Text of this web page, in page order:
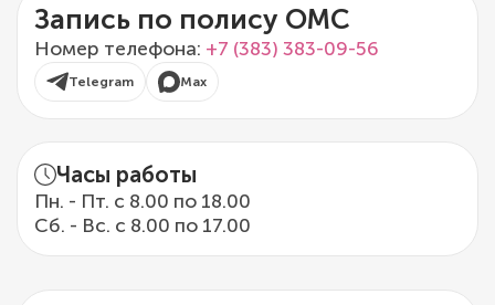
Запись по полису ОМС
Номер телефона: +7 (383) 383-09-56
Telegram Max
Часы работы
Пн. - Пт. с 8.00 по 18.00
Сб. - Вс. с 8.00 по 17.00